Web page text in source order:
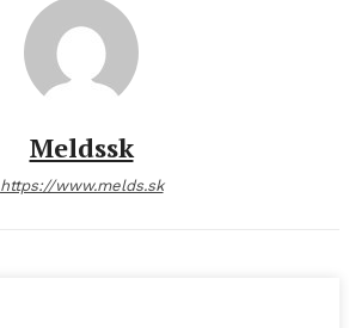
Meldssk
https://www.melds.sk